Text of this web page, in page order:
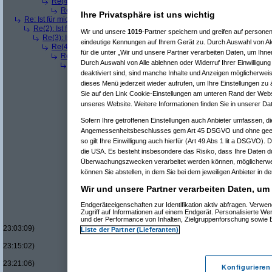
Re(5): Ist für mich ein Benzin- oder ein Dieselmotor geeigneter?
Re: Ist für mich ein Benzin- oder ein Dieselmotor geeigneter?
Re(2): Ist für mich ein Benzin- oder ein Dieselmotor geeigneter? (dizo
Re(3): Ist für mich ein Benzin- oder ein Dieselmotor geeigneter?
Re(4): Ist für mich ein Benzin- oder ein Dieselmotor geeigneter?(
Re(5): Ist für mich ein Benzin- oder ein Dieselmotor geeigneter?
Re(6): Ist für mich ein Benzin- oder ein Dieselmotor
Re(7): Ist für mich ein Benzin- oder ein Dieselmotor
Re(8): Ist für mich ein Benzin- oder ein Dieselmotor
Re(9): Ist für mich ein Benzin- oder ein Dieselmotor
Re(10): Ist für mich ein Benzin- oder ein
Re(11): Ist für mich ein Benzin- oder ein
Re(7): Ist für mich ein Benzin- oder ein Dieselmotor
Re(7): Ist für mich ein Benzin- oder ein Dieselmotor
Re(8): Ist für mich ein Benzin- oder ein Dieselmotor
Re(9): Ist für mich ein Benzin- oder ein Dieselmotor
Re(10): Ist für mich ein Benzin- oder ein
Re(11): Ist für mich ein Benzin- oder ein
Re(13): Ist für mich ein Benzin- oder ein
Re(14): Ist für mich ein Benzin- oder
Re(15): Ist für mich ein Benzin-
Re(16): Ist für mich ein Benzin-
23:03:09)
23:15:02)
Re(17): Ist für mich ein
23:21:06)
Ihre Privatsphäre ist uns wichtig
Wir und unsere 1019-Partner speichern und greifen auf
eindeutige Kennungen auf Ihrem Gerät zu. Durch Auswahl von
für die unter „Wir und unsere Partner verarbeiten Daten, um
Durch Auswahl von Alle ablehnen oder Widerruf Ihrer
deaktiviert sind, sind manche Inhalte und Anzeigen
dieses Menü jederzeit wieder aufrufen, um Ihre Einstellungen
Sie auf den Link Cookie-Einstellungen am unteren Rand der
unseres Website. Weitere Informationen finden Sie in unserer
Sofern Ihre getroffenen Einstellungen auch Anbieter umfassen,
Angemessenheitsbeschlusses gem Art 45 DSGVO und ohne
so gilt Ihre Einwilligung auch hierfür (Art 49 Abs 1 lit a DSGVO).
die USA. Es besteht insbesondere das Risiko, dass Ihre Daten
Überwachungszwecken verarbeitet werden können,
können Sie abstellen, in dem Sie bei dem jeweiligen Anbieter in
Wir und unsere Partner verarbeiten Daten,
Endgeräteeigenschaften zur Identifikation aktiv abfragen.
Zugriff auf Informationen auf einem Endgerät. Personalisierte
und der Performance von Inhalten, Zielgruppenforschung sowie
Liste der Partner (Lieferanten)
Konfigurieren